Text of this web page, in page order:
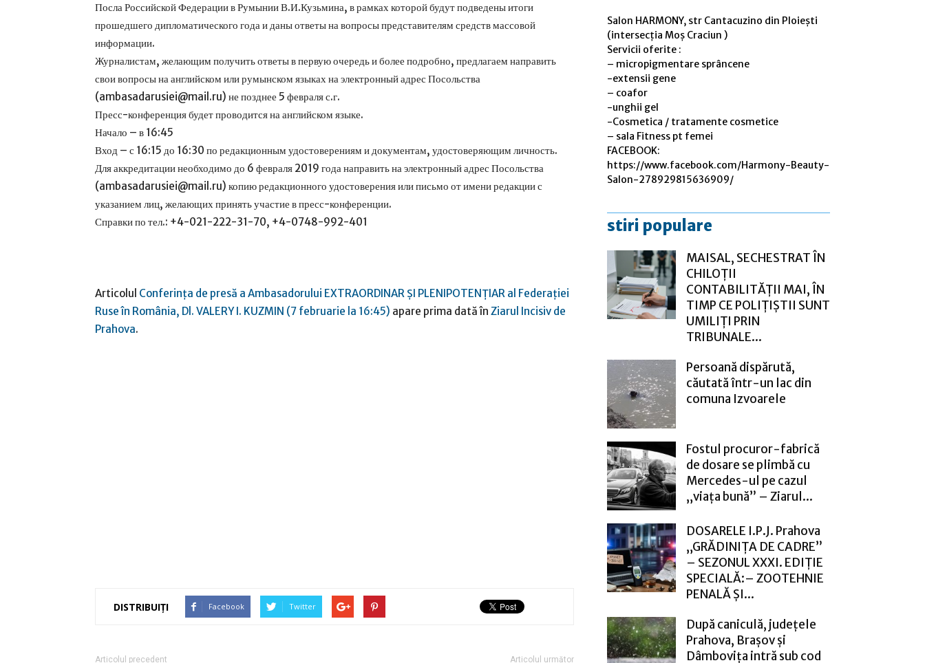
Посла Российской Федерации в Румынии В.И.Кузьмина, в рамках которой будут подведены итоги
прошедшего дипломатического года и даны ответы на вопросы представителям средств массовой
информации.
Журналистам, желающим получить ответы в первую очередь и более подробно, предлагаем направить
свои вопросы на английском или румынском языках на электронный адрес Посольства
(ambasadarusiei@mail.ru) не позднее 5 февраля с.г.
Пресс-конференция будет проводится на английском языке.
Начало – в 16:45
Вход – с 16:15 до 16:30 по редакционным удостоверениям и документам, удостоверяющим личность.
Для аккредитации необходимо до 6 февраля 2019 года направить на электронный адрес Посольства
(ambasadarusiei@mail.ru) копию редакционного удостоверения или письмо от имени редакции с
указанием лиц, желающих принять участие в пресс-конференции.
Справки по тел.: +4-021-222-31-70, +4-0748-992-401
Articolul Conferința de presă a Ambasadorului EXTRAORDINAR ŞI PLENIPOTENŢIAR al Federației
Ruse în România, Dl. VALERY I. KUZMIN (7 februarie la 16:45) apare prima dată în Ziarul Incisiv de
Prahova.
DISTRIBUIȚI Facebook Twitter
Articolul precedent Articolul următor
Salon HARMONY, str Cantacuzino din Ploiești
(intersecția Moș Craciun )
Servicii oferite :
– micropigmentare sprâncene
-extensii gene
– coafor
-unghii gel
-Cosmetica / tratamente cosmetice
– sala Fitness pt femei
FACEBOOK:
https://www.facebook.com/Harmony-Beauty-
Salon-278929815636909/
stiri populare
MAISAL, SECHESTRAT ÎN
CHILOȚII
CONTABILITĂȚII MAI, ÎN
TIMP CE POLIȚIȘTII SUNT
UMILIȚI PRIN
TRIBUNALE...
Persoană dispărută,
căutată într-un lac din
comuna Izvoarele
Fostul procuror-fabrică
de dosare se plimbă cu
Mercedes-ul pe cazul
„viața bună” – Ziarul...
DOSARELE I.P.J. Prahova
„GRĂDINIȚA DE CADRE”
– SEZONUL XXXI. EDIȚIE
SPECIALĂ:– ZOOTEHNIE
PENALĂ ȘI...
După caniculă, județele
Prahova, Brașov și
Dâmbovița intră sub cod